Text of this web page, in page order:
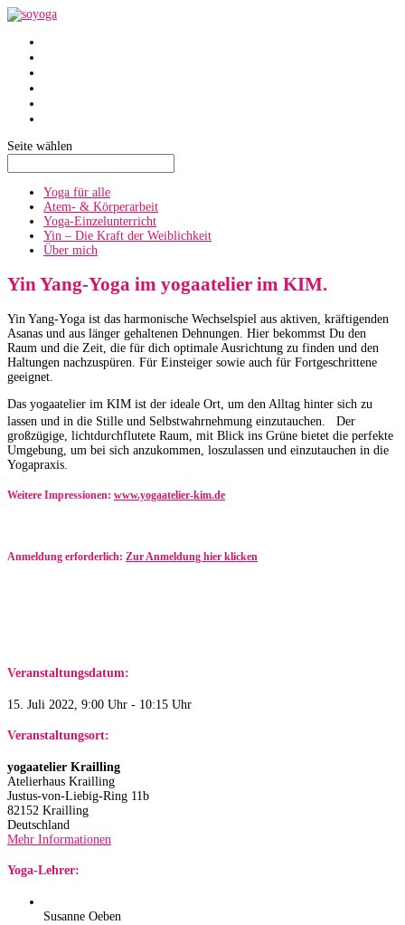
Seite wählen
Yoga für alle
Atem- & Körperarbeit
Yoga-Einzelunterricht
Yin – Die Kraft der Weiblichkeit
Über mich
Yin Yang-Yoga im yogaatelier im KIM.
Yin Yang-Yoga ist das harmonische Wechselspiel aus aktiven, kräftigenden
Asanas und aus länger gehaltenen Dehnungen. Hier bekommst Du den
Raum und die Zeit, die für dich optimale Ausrichtung zu finden und den
Haltungen nachzuspüren. Für Einsteiger sowie auch für Fortgeschrittene
geeignet.
Das yogaatelier im KIM ist der ideale Ort, um den Alltag hinter sich zu
lassen und in die Stille und Selbstwahrnehmung einzutauchen. Der
großzügige, lichtdurchflutete Raum, mit Blick ins Grüne bietet die perfekte
Umgebung, um bei sich anzukommen, loszulassen und einzutauchen in die
Yogapraxis.
Weitere Impressionen: www.yogaatelier-kim.de​
Anmeldung erforderlich: Zur Anmeldung hier klicken
Veranstaltungsdatum:
15. Juli 2022, 9:00 Uhr - 10:15 Uhr
Veranstaltungsort:
yogaatelier Krailling
Atelierhaus Krailling
Justus-von-Liebig-Ring 11b
82152 Krailling
Deutschland
Mehr Informationen
Yoga-Lehrer:
Susanne Oeben